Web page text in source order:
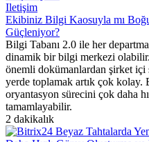
Iletişim
Ekibiniz Bilgi Kaosuyla mı
Güçleniyor?
Bilgi Tabanı 2.0 ile her
dinamik bir bilgi merkezi
önemli dokümanlardan şirket içi
yerde toplamak artık çok kolay.
oryantasyon sürecini çok daha
tamamlayabilir.
2 dakikalık